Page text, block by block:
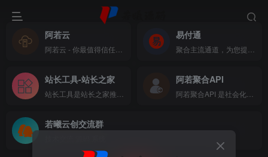
阿若云 易付通
站长工具-站长之家 阿若聚合API
若曦云创交流群